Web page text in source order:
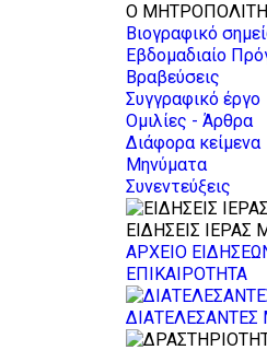
Ο
Βιογραφικό
Εβδομαδιαίο
Βραβεύσεις
Συγγραφικό έργο
Ομιλίες - Άρθρα
Διάφορα κείμενα
Μηνύματα
Συνεντεύξεις
ΕΙΔΗΣΕΙΣ
ΑΡΧΕΙΟ
ΕΠΙΚΑΙΡΟΤΗΤΑ